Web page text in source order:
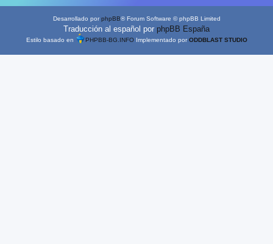
Desarrollado porphpBB® Forum Software © phpBB Limited
Traducción al español por phpBB España
Estilo basado en PHPBB-BG.INFOImplementado porODDBLAST STUDIO